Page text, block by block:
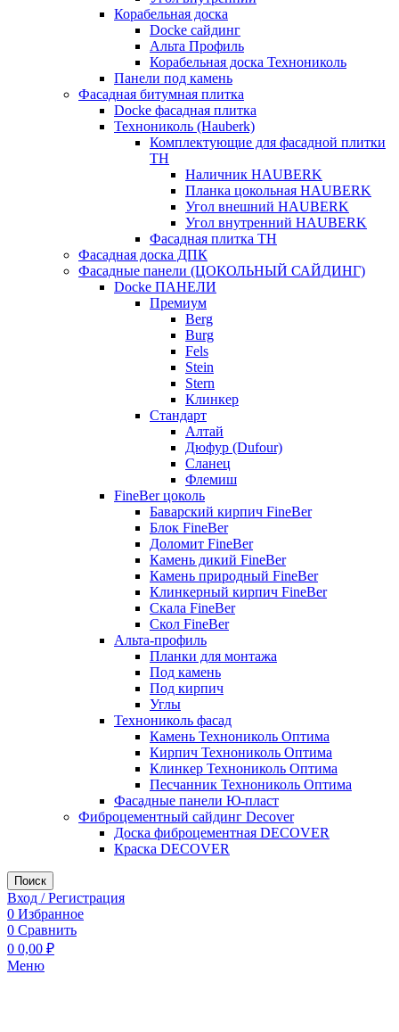
Корабельная доска
Docke сайдинг
Альта Профиль
Корабельная доска Технониколь
Панели под камень
Фасадная битумная плитка
Docke фасадная плитка
Технониколь (Hauberk)
Комплектующие для фасадной плитки
ТН
Наличник HAUBERK
Планка цокольная HAUBERK
Угол внешний HAUBERK
Угол внутренний HAUBERK
Фасадная плитка ТН
Фасадная доска ДПК
Фасадные панели (ЦОКОЛЬНЫЙ САЙДИНГ)
Docke ПАНЕЛИ
Премиум
Berg
Burg
Fels
Stein
Stern
Клинкер
Стандарт
Алтай
Дюфур (Dufour)
Сланец
Флемиш
FineBer цоколь
Баварский кирпич FineBer
Блок FineBer
Доломит FineBer
Камень дикий FineBer
Камень природный FineBer
Клинкерный кирпич FineBer
Скала FineBer
Скол FineBer
Альта-профиль
Планки для монтажа
Под камень
Под кирпич
Углы
Технониколь фасад
Камень Технониколь Оптима
Кирпич Технониколь Оптима
Клинкер Технониколь Оптима
Песчанник Технониколь Оптима
Фасадные панели Ю-пласт
Фиброцементный сайдинг Decover
Доска фиброцементная DECOVER
Краска DECOVER
Поиск
Вход / Регистрация
0 Избранное
0 Сравнить
0 0,00 ₽
Меню